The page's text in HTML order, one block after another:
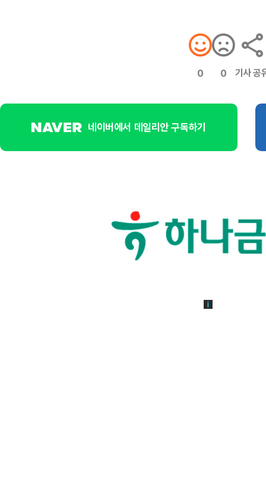
0 0 기사 공
네이버에서 데일리안 구독하기